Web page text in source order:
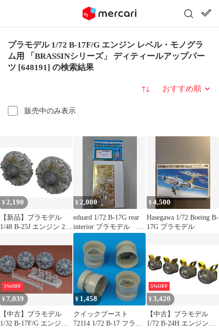
プラモデル 1/72 B-17F/G エンジン レベル・モノグラ
ム用 「BRASSINシリーズ」 ディティールアップパー
ツ [648191] の検索結果
販売中のみ表示
並び替え
¥ 2,190
【新品】プラモデル
1/48 B-25J エンジン 2個
「BRASSINシリーズ」
ディティールアップパ
ーツ [EDU648870]
¥ 2,000
eduard 1/72 B-17G rear
interior プラモデル エ
ッチングパーツ
¥4,500
Hasegawa 1/72 Boeing B-
17G プラモデル
5%OFF
¥ 7,039
【中古】プラモデル
1/32 B-17F/G エンジン
¥ 1,458
クイックブースト
72114 1/72 B-17 フライ
5%OFF
¥3,420
【中古】プラモデル
1/72 B-24H エンジンw/